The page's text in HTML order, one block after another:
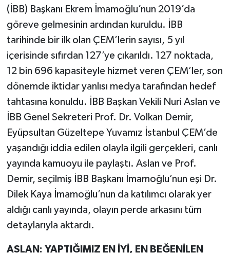
(İBB) Başkanı Ekrem İmamoğlu’nun 2019’da
göreve gelmesinin ardından kuruldu. İBB
tarihinde bir ilk olan ÇEM’lerin sayısı, 5 yıl
içerisinde sıfırdan 127’ye çıkarıldı. 127 noktada,
12 bin 696 kapasiteyle hizmet veren ÇEM’ler, son
dönemde iktidar yanlısı medya tarafından hedef
tahtasına konuldu. İBB Başkan Vekili Nuri Aslan ve
İBB Genel Sekreteri Prof. Dr. Volkan Demir,
Eyüpsultan Güzeltepe Yuvamız İstanbul ÇEM’de
yaşandığı iddia edilen olayla ilgili gerçekleri, canlı
yayında kamuoyu ile paylaştı. Aslan ve Prof.
Demir, seçilmiş İBB Başkanı İmamoğlu’nun eşi Dr.
Dilek Kaya İmamoğlu’nun da katılımcı olarak yer
aldığı canlı yayında, olayın perde arkasını tüm
detaylarıyla aktardı.
ASLAN: YAPTIĞIMIZ EN İYİ, EN BEĞENİLEN